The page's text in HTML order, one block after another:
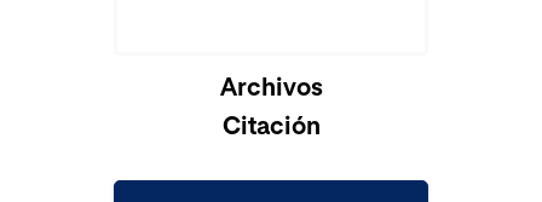
Cargando...Archivos
Citación